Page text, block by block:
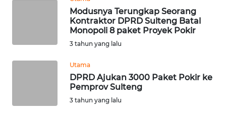
Modusnya Terungkap Seorang
Kontraktor DPRD Sulteng Batal
Monopoli 8 paket Proyek Pokir
3 tahun yang lalu
Utama
DPRD Ajukan 3000 Paket Pokir ke
Pemprov Sulteng
3 tahun yang lalu